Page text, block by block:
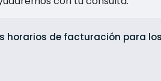
horarios de facturación para